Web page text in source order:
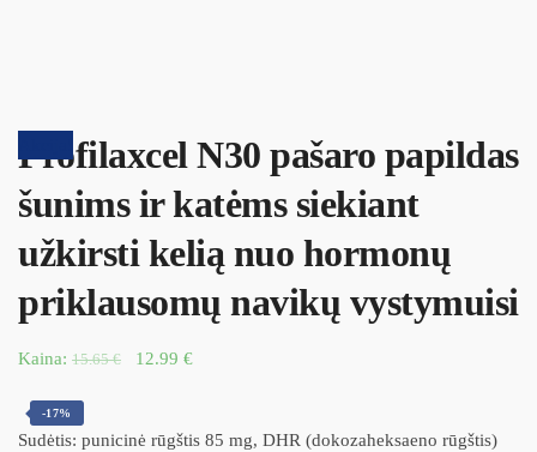
Profilaxcel N30 pašaro papildas
šunims ir katėms siekiant
užkirsti kelią nuo hormonų
priklausomų navikų vystymuisi
Kaina: 15.65€ 12.99 €
-17%
Sudėtis: punicinė rūgštis 85 mg, DHR (dokozaheksaeno rūgštis)